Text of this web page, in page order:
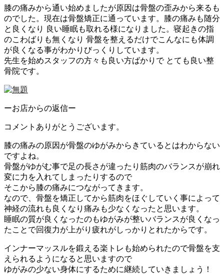
膝の痛みから通い始めましたが原因は骨盤の歪みから来るも
のでした。現在は骨盤矯正に通っています。膝の痛みも随分
と良くなり 良い睡眠も取れる様になりました。寝起きの指
のこわばりも無くなり 骨盤を整えるだけでこんなにも体調
が良くなる事がわかりびっくりしています。
先生を始めスタッフの方々も良い方ばかりで とても良い整
骨院です。
ーお店からの返信ー
コメントありがとうございます。
膝の痛みの原因が骨盤のゆがみからきているとはわからない
ですよね。
骨盤がゆがむ事で足の長さが違ったり筋肉のバランスが崩れ
変に力を入れてしまったりするので
そこから膝の痛みにつながってきます。
なので、骨盤を矯正してから筋肉をほぐしていく事によって
神経の流れも良くなり痛みも少なくなったと思います。
睡眠の質が良くなったのもゆがみが整いバランスが良くなっ
たことで回復力が上がり疲れがしっかりとれたからです。
インナーマッスルを鍛える楽トレも始められたので骨盤を支
えられるようになると思いますので
ゆがみの少ない身体にするために継続していきましょう！